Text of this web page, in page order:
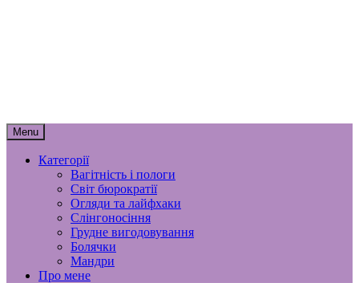
Menu
Категорії
Вагітність і пологи
Світ бюрократії
Огляди та лайфхаки
Слінгоносіння
Грудне вигодовування
Болячки
Мандри
Про мене